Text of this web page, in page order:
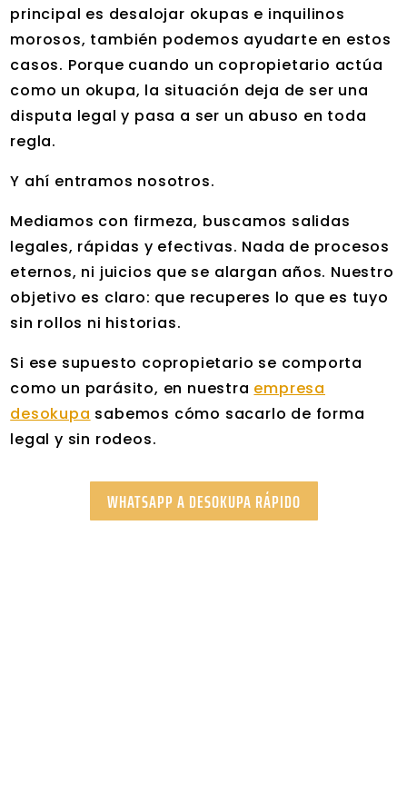
principal es desalojar okupas e inquilinos
morosos, también podemos ayudarte en estos
casos. Porque cuando un copropietario actúa
como un okupa, la situación deja de ser una
disputa legal y pasa a ser un abuso en toda
regla.
Y ahí entramos nosotros.
Mediamos con firmeza, buscamos salidas
legales, rápidas y efectivas. Nada de procesos
eternos, ni juicios que se alargan años. Nuestro
objetivo es claro: que recuperes lo que es tuyo
sin rollos ni historias.
Si ese supuesto copropietario se comporta
como un parásito, en nuestra empresa
desokupa sabemos cómo sacarlo de forma
legal y sin rodeos.
WHATSAPP A DESOKUPA RÁPIDO